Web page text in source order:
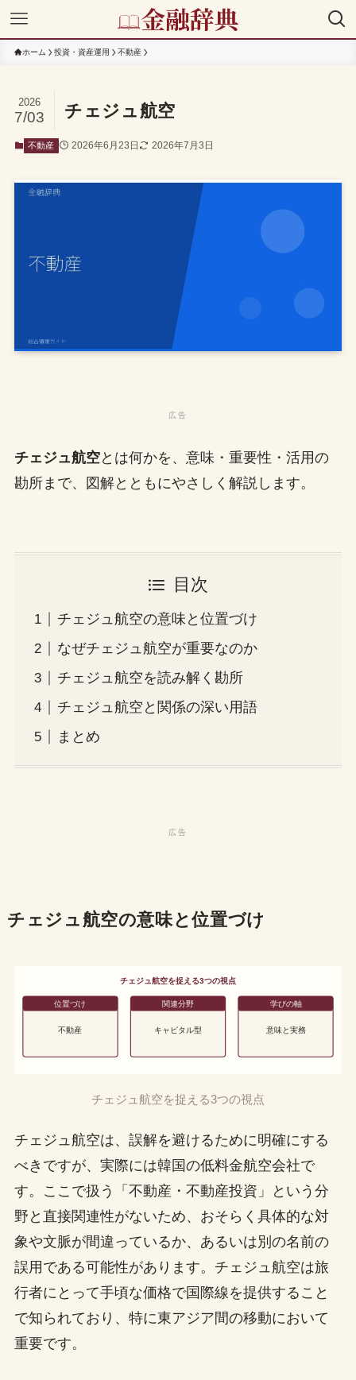
ホーム 投資・資産運用 不動産
チェジュ航空
2026
7/03
不動産 2026年6月23日 2026年7月3日
チェジュ航空とは何かを、意味・重要性・活用の
勘所まで、図解とともにやさしく解説します。
目次
チェジュ航空の意味と位置づけ
なぜチェジュ航空が重要なのか
チェジュ航空を読み解く勘所
チェジュ航空と関係の深い用語
まとめ
チェジュ航空の意味と位置づけ
チェジュ航空を捉える3つの視点
位置づけ
不動産
関連分野
キャピタル型
学びの軸
意味と実務
チェジュ航空を捉える3つの視点
チェジュ航空は、誤解を避けるために明確にする
べきですが、実際には韓国の低料金航空会社で
す。ここで扱う「不動産・不動産投資」という分
野と直接関連性がないため、おそらく具体的な対
象や文脈が間違っているか、あるいは別の名前の
誤用である可能性があります。チェジュ航空は旅
行者にとって手頃な価格で国際線を提供すること
で知られており、特に東アジア間の移動において
重要です。